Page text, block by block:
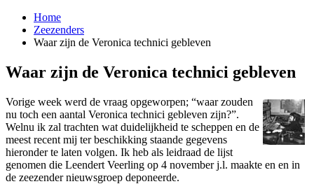
Home
Zeezenders
Waar zijn de Veronica technici gebleven
Waar zijn de Veronica technici gebleven
Vorige week werd de vraag opgeworpen; “waar zouden
nu toch een aantal Veronica technici gebleven zijn?”.
Welnu ik zal trachten wat duidelijkheid te scheppen en de
meest recent mij ter beschikking staande gegevens
hieronder te laten volgen. Ik heb als leidraad de lijst
genomen die Leendert Veerling op 4 november j.l. maakte en en in
de zeezender nieuwsgroep deponeerde.